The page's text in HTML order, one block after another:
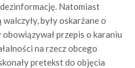
Natomiast
były oskarżane o
przepis o karaniu
na rzecz obcego
pretekst do objęcia